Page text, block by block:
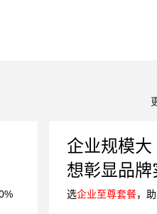
企业规模大
想彰显品牌
选企业至尊套餐，